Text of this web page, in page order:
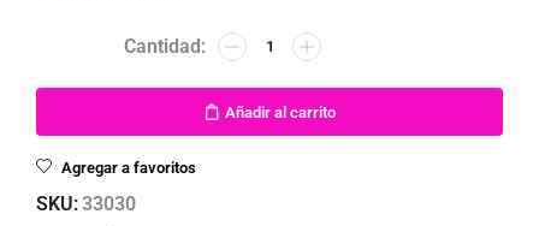
Añadir al carrito
Agregar a favoritos
SKU:33030